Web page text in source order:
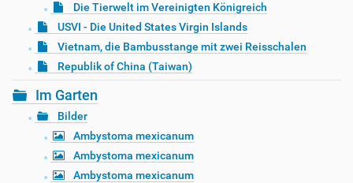
Die Tierwelt im Vereinigten Königreich
USVI - Die United States Virgin Islands
Vietnam, die Bambusstange mit zwei Reisschalen
Republik of China (Taiwan)
Im Garten
Bilder
Ambystoma mexicanum
Ambystoma mexicanum
Ambystoma mexicanum